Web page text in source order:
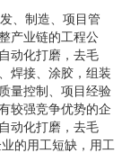
、制造、项目管
产业链的工程公
动化打磨，去毛
焊接、涂胶，组装
量控制、项目经验
较强竞争优势的企
动化打磨，去毛
的用工短缺，用工